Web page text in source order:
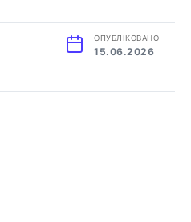
ОПУБЛІКОВАНО
15.06.2026